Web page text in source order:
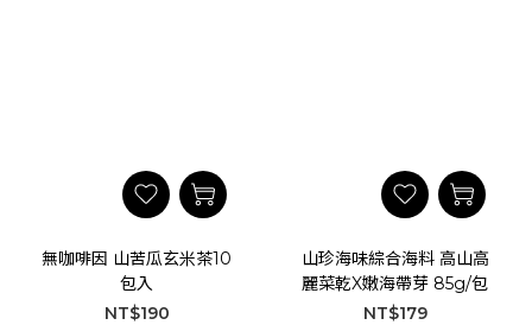
無咖啡因 山苦瓜玄米茶10
包入
NT$190
山珍海味綜合海料 高山高
麗菜乾X嫩海帶芽 85g/包
NT$179